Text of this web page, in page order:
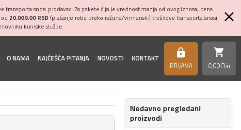
snosi prodavac. Za pakete čija je vrednost manja od ovog iznosa, cena
20.000,00 RSD (plaćanje robe preko računa/virmanski) troškove transporta snosi
kurirske službe.
O NAMA NAJČEŠĆA PITANJA NOVOSTI KONTAKT https
PRIJAVA
shopping_cart
0,00 Din
Nedavno pregledani
proizvodi